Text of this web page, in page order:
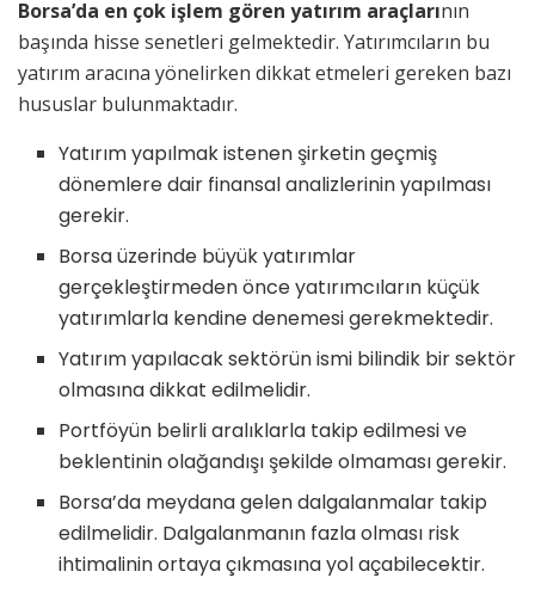
Borsa’da en çok işlem gören yatırım araçlarının
başında hisse senetleri gelmektedir. Yatırımcıların bu
yatırım aracına yönelirken dikkat etmeleri gereken bazı
hususlar bulunmaktadır.
Yatırım yapılmak istenen şirketin geçmiş
dönemlere dair finansal analizlerinin yapılması
gerekir.
Borsa üzerinde büyük yatırımlar
gerçekleştirmeden önce yatırımcıların küçük
yatırımlarla kendine denemesi gerekmektedir.
Yatırım yapılacak sektörün ismi bilindik bir sektör
olmasına dikkat edilmelidir.
Portföyün belirli aralıklarla takip edilmesi ve
beklentinin olağandışı şekilde olmaması gerekir.
Borsa’da meydana gelen dalgalanmalar takip
edilmelidir. Dalgalanmanın fazla olması risk
ihtimalinin ortaya çıkmasına yol açabilecektir.